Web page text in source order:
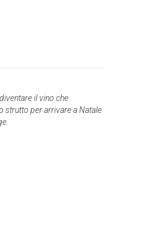
il vino che
strutto per arrivare a Natale